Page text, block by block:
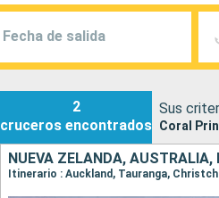
Fecha de salida
2
cruceros encontrados
Sus
Coral
NUEVA ZELANDA, AUSTRALIA,